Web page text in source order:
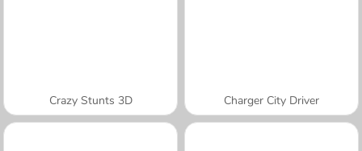
Crazy Stunts 3D Charger City Driver